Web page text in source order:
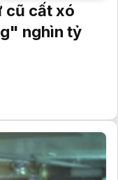
cũ cất xó
nghìn tỷ